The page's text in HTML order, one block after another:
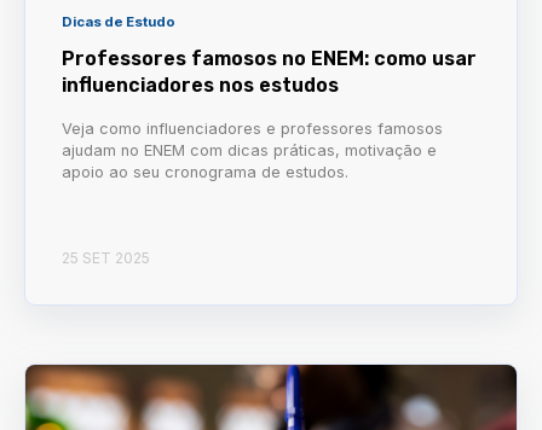
Dicas de Estudo
Professores famosos no ENEM: como usar
influenciadores nos estudos
Veja como influenciadores e professores famosos
ajudam no ENEM com dicas práticas, motivação e
apoio ao seu cronograma de estudos.
25 SET 2025